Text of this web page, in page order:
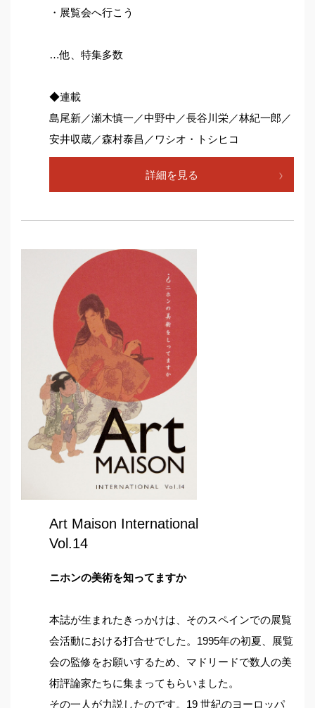
・展覧会へ行こう
…他、特集多数
◆連載
島尾新／瀬木慎一／中野中／長谷川栄／林紀一郎／
安井収蔵／森村泰昌／ワシオ・トシヒコ
詳細を見る
Art Maison International
Vol.14
ニホンの美術を知ってますか
本誌が生まれたきっかけは、そのスペインでの展覧
会活動における打合せでした。1995年の初夏、展覧
会の監修をお願いするため、マドリードで数人の美
術評論家たちに集まってもらいました。
その一人が力説したのです。19 世紀のヨーロッパ